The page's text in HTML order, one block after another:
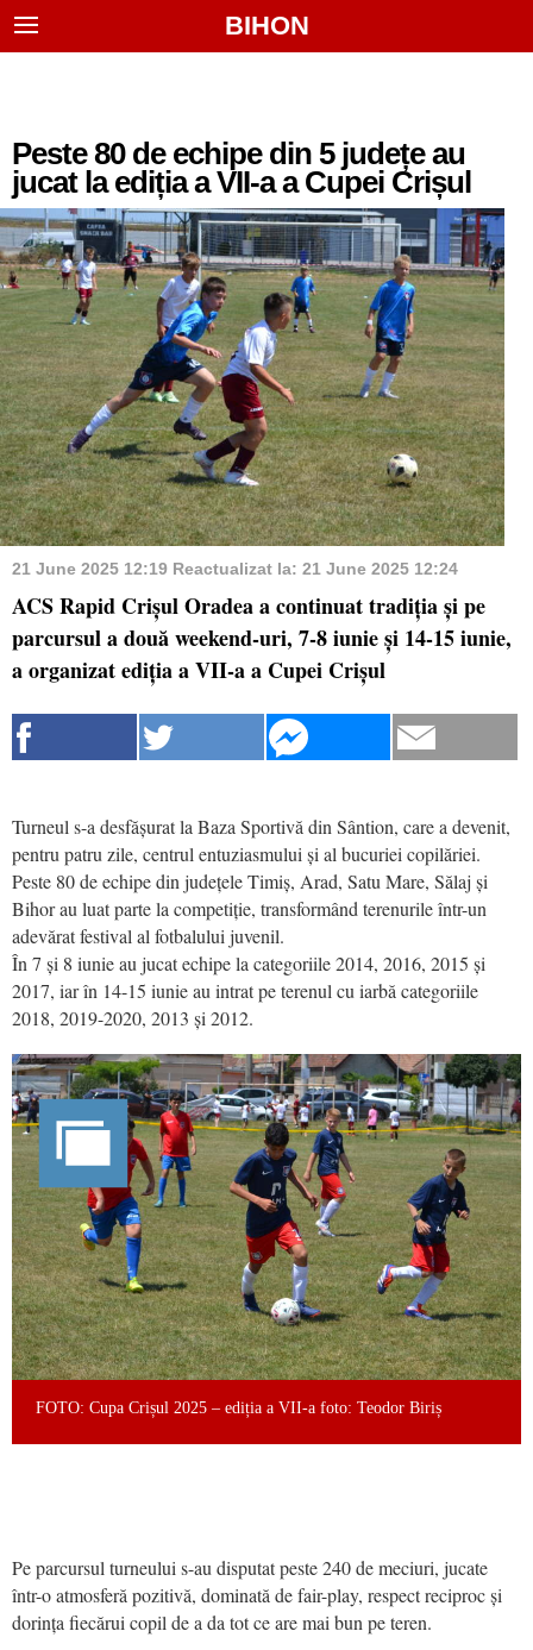
BIHON
Peste 80 de echipe din 5 județe au
jucat la ediția a VII-a a Cupei Crișul
21 June 2025 12:19 Reactualizat la: 21 June 2025 12:24
ACS Rapid Crișul Oradea a continuat tradiția și pe
parcursul a două weekend-uri, 7-8 iunie și 14-15 iunie,
a organizat ediția a VII-a a Cupei Crișul
Turneul s-a desfășurat la Baza Sportivă din Sântion, care a devenit,
pentru patru zile, centrul entuziasmului și al bucuriei copilăriei.
Peste 80 de echipe din județele Timiș, Arad, Satu Mare, Sălaj și
Bihor au luat parte la competiție, transformând terenurile într-un
adevărat festival al fotbalului juvenil.
În 7 și 8 iunie au jucat echipe la categoriile 2014, 2016, 2015 și
2017, iar în 14-15 iunie au intrat pe terenul cu iarbă categoriile
2018, 2019-2020, 2013 și 2012.
FOTO: Cupa Crișul 2025 – ediția a VII-a foto: Teodor Biriș
Pe parcursul turneului s-au disputat peste 240 de meciuri, jucate
într-o atmosferă pozitivă, dominată de fair-play, respect reciproc și
dorința fiecărui copil de a da tot ce are mai bun pe teren.